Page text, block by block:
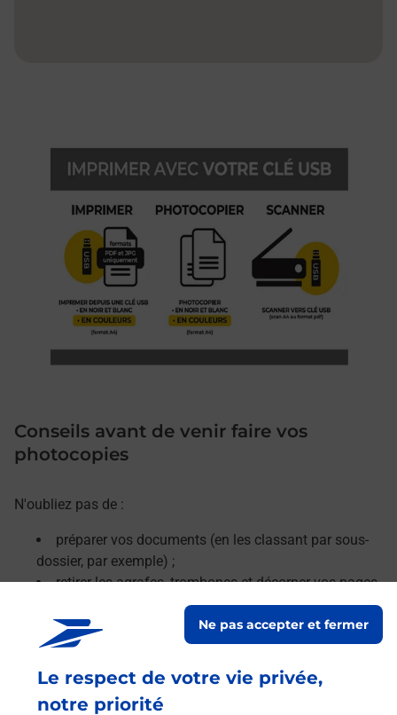
Le respect de votre vie privée,
notre priorité
Ne pas accepter et fermer
Conseils avant de venir faire vos
photocopies
N'oubliez pas de :
préparer vos documents (en les classant par sous-
dossier, par exemple) ;
retirer les agrafes, trombones et décorner vos pages.
En savoir plus
Le lien s'ouvre dans un nouvel onglet